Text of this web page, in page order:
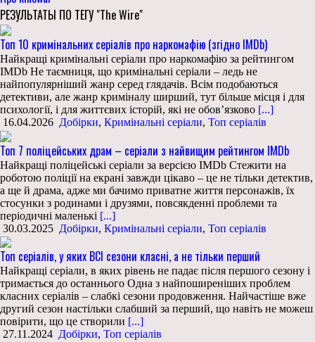
РЕЗУЛЬТАТЫ ПО ТЕГУ "The Wire"
Топ 10 кримінальних серіалів про наркомафію (згідно IMDb)
Найкращі кримінальні серіали про наркомафію за рейтингом
IMDb Не таємниця, що кримінальні серіали – ледь не
найпопулярніший жанр серед глядачів. Всім подобаються
детективи, але жанр криміналу ширший, тут більше місця і для
психології, і для життєвих історій, які не обов’язково [...]
16.04.2026 Добірки, Кримінальні серіали, Топ серіалів
Топ 7 поліцейських драм – серіали з найвищим рейтингом IMDb
Найкращі поліцейські серіали за версією IMDb Стежити на
роботою поліції на екрані завжди цікаво – це не тільки детектив,
а ще й драма, адже ми бачимо приватне життя персонажів, їх
стосунки з родинами і друзями, повсякденні проблеми та
періодичні маленькі [...]
30.03.2025 Добірки, Кримінальні серіали, Топ серіалів
Топ серіалів, у яких ВСІ сезони класні, а не тільки перший
Найкращі серіали, в яких рівень не падає після першого сезону і
тримається до останнього Одна з найпоширеніших проблем
класних серіалів – слабкі сезони продовження. Найчастіше вже
другий сезон настільки слабший за перший, що навіть не можеш
повірити, що це створили [...]
27.11.2024 Добірки, Топ серіалів